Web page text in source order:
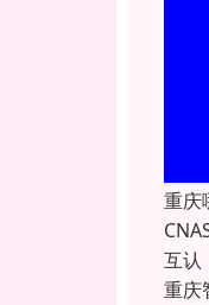
重庆
互认
重庆